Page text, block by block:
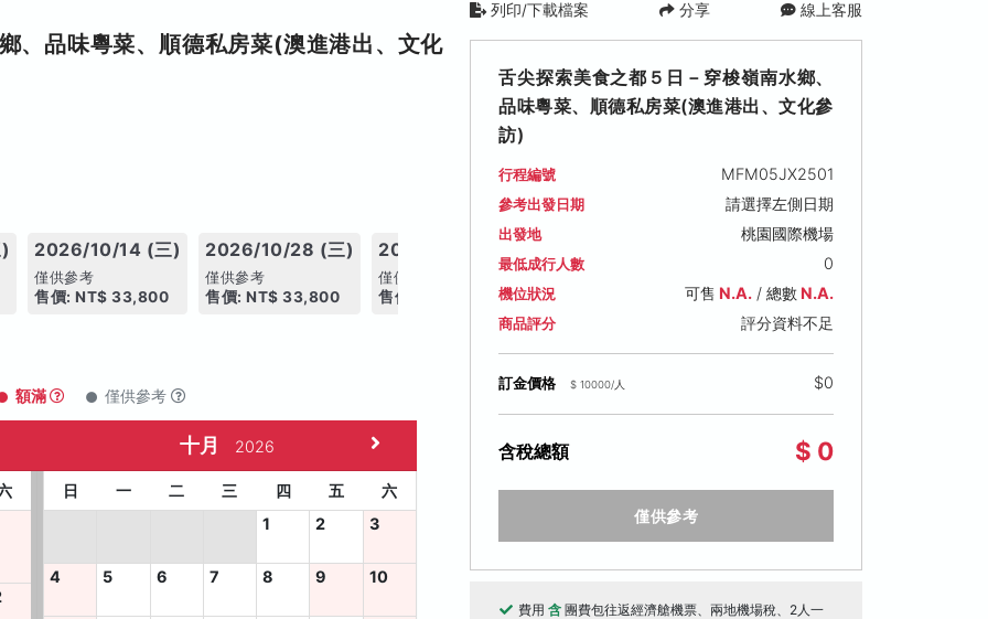
、品味粵菜、順德私房菜(澳進港出、文化
2026/10/14 (三)
僅供參考
售價: NT$ 33,800
2026/10/28 (三)
僅供參考
售價: NT$ 33,800
2026/11/11 (三)
僅供參考
售價: NT$ 33,800 售價: NT$ 33,800 售價: NT$ 33,800
額滿 僅供參考
十月 2026
日 一 二 三 四 五
六
1
2 3
4 5 6 7 8 9 10
列印/下載檔案 分享 線上客服
舌尖探索美食之都５日－穿梭嶺南水鄉、
品味粵菜、順德私房菜(澳進港出、文化參
訪)
行程編號 MFM05JX2501
參考出發日期 請選擇左側日期
出發地 桃園國際機場
最低成行人數 0
機位狀況 可售 N.A./ 總數N.A.
商品評分 評分資料不足
訂金價格 $ 10000/人 $0
含稅總額 $ 0
僅供參考
費用 含 團費包往返經濟艙機票、兩地機場稅、2人一